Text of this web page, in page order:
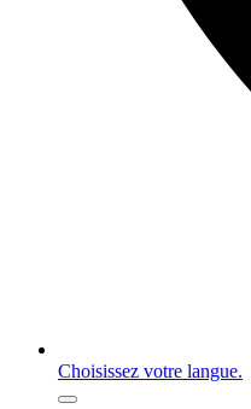
Choisissez votre langue.